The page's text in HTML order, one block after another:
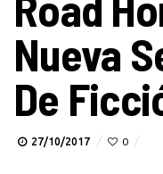
Nueva
De
27/10/2017 0